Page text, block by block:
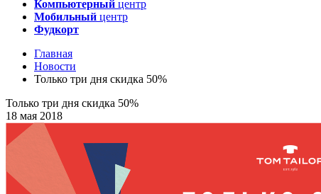
Компьютерный центр
Мобильный центр
Фудкорт
Главная
Новости
Только три дня скидка 50%
Только три дня скидка 50%
18 мая 2018